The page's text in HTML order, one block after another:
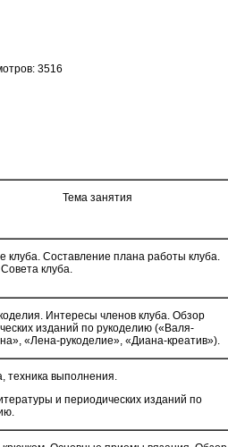
3516
Тема занятия
клуба. Составление плана работы клуба.
клуба.
Интересы членов клуба. Обзор
изданий по рукоделию («Валя-
«Лена-рукоделие», «Диана-креатив»).
техника выполнения.
и периодических изданий по